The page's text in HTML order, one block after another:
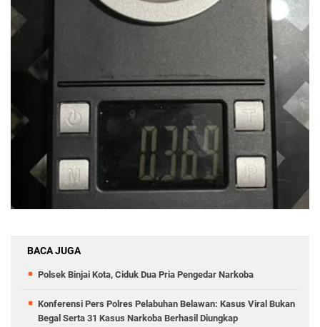
BACA JUGA
Polsek Binjai Kota, Ciduk Dua Pria Pengedar Narkoba
Konferensi Pers Polres Pelabuhan Belawan: Kasus Viral Bukan
Begal Serta 31 Kasus Narkoba Berhasil Diungkap